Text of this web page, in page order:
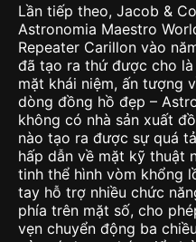
Lần tiếp theo, Jacob &
Astronomia Maestro
Repeater Carillon vào
đã tạo ra thứ được cho
mặt khái niệm, ấn tượng
dòng đồng hồ đẹp –
không có nhà sản xuất
nào tạo ra được sự quá
hấp dẫn về mặt kỹ thuật
tinh thể hình vòm khổng
tay hỗ trợ nhiều chức
phía trên mặt số, cho
vẹn chuyển động ba